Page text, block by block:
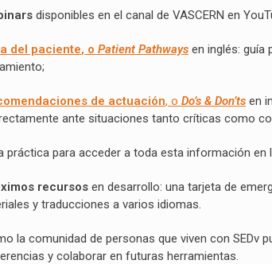
disponibles en el canal de VASCERN en
del paciente, o Patient Pathways en inglés: guía
de actuación, o Do’s & Don’ts en
ante situaciones tanto críticas como
práctica para acceder a toda esta información en
recursos en desarrollo: una tarjeta de
y traducciones a varios idiomas.
la comunidad de personas que viven con SEDv
y colaborar en futuras herramientas.